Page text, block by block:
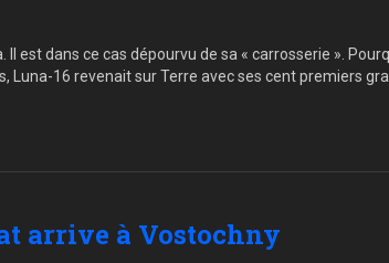
Il est dans ce cas dépourvu de sa « carrosserie ».
16 revenait sur Terre avec ses cent premiers
arrive à Vostochny